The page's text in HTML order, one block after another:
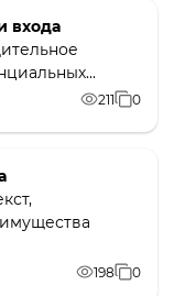
входа
211 0
198 0